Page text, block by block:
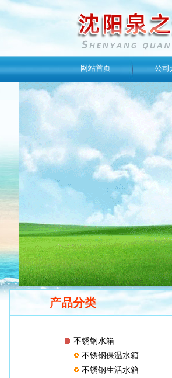
网站首页 公司
产品分类
不锈钢水箱
不锈钢保温水箱
不锈钢生活水箱